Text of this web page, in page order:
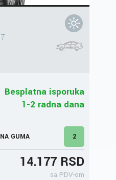
Besplatna isporuka
1-2 radna dana
GUMA 2
14.177 RSD
sa PDV-om